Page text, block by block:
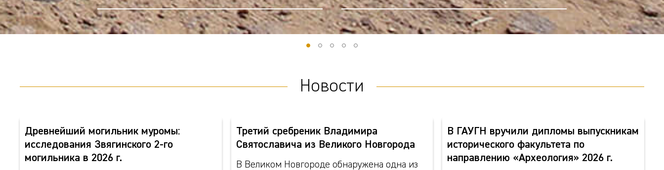
Новости
Древнейший могильник муромы:
исследования Звягинского 2-го
могильника в 2026 г.
Третий сребреник Владимира
Святославича из Великого Новгорода
В Великом Новгороде обнаружена одна из
В ГАУГН вручили дипломы выпускникам
исторического факультета по
направлению «Археология» 2026 г.